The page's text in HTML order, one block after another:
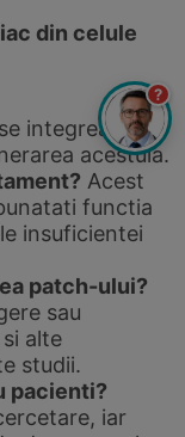
din celule
integreaza in
acestuia.
Acest
functia
insuficientei
patch-ului?
sau
alte
studii.
pacienti?
iar
?